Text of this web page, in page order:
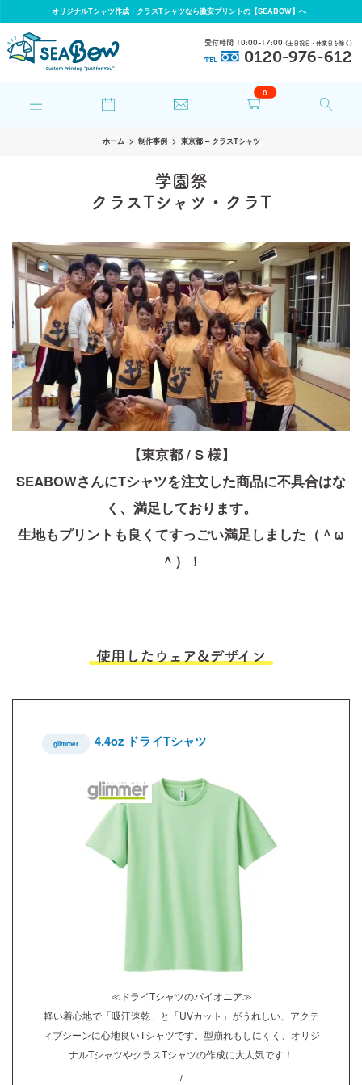
オリジナルTシャツ作成・クラスTシャツなら激安プリントの【SEABOW】へ
0
受付時間 10:00-17:00 (土日祝日・休業日を除く)
TEL 0120-976-612
ホーム 制作事例 東京都 – クラスTシャツ
学園祭
クラスTシャツ・クラT
【東京都 / S 様】
SEABOWさんにTシャツを注文した商品に不具合はな
く、満足しております。
生地もプリントも良くてすっごい満足しました（＾ω
＾）！
使用したウェア&デザイン
glimmer 4.4oz ドライTシャツ
≪ドライTシャツのパイオニア≫
軽い着心地で「吸汗速乾」と「UVカット」がうれしい、アクテ
ィブシーンに心地良いTシャツです。型崩れもしにくく、オリジ
ナルTシャツやクラスTシャツの作成に大人気です！
/